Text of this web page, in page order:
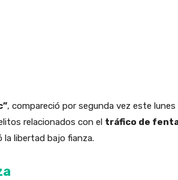
, compareció por segunda vez este
relacionados con el tráfico de
la libertad bajo fianza.